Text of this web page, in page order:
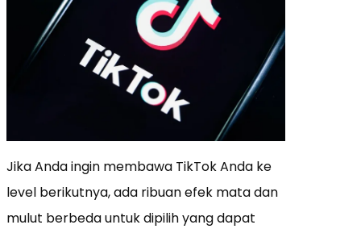
Jika Anda ingin membawa TikTok Anda ke
level berikutnya, ada ribuan efek mata dan
mulut berbeda untuk dipilih yang dapat